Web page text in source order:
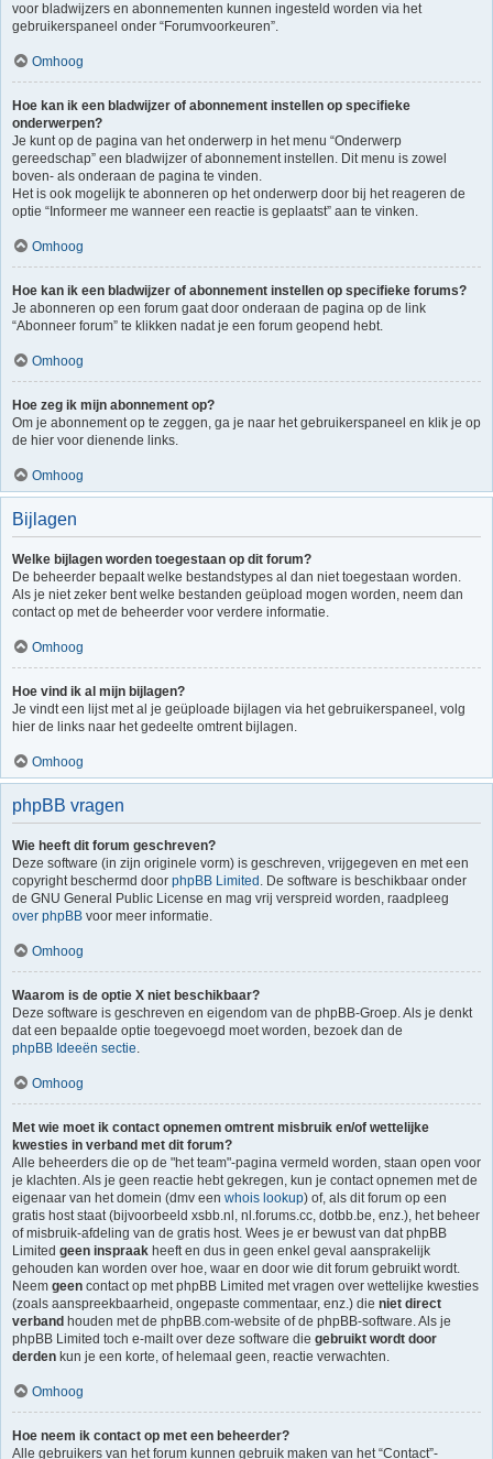
voor bladwijzers en abonnementen kunnen ingesteld worden via het
gebruikerspaneel onder “Forumvoorkeuren”.
Omhoog
Hoe kan ik een bladwijzer of abonnement instellen op specifieke
onderwerpen?
Je kunt op de pagina van het onderwerp in het menu “Onderwerp
gereedschap” een bladwijzer of abonnement instellen. Dit menu is zowel
boven- als onderaan de pagina te vinden.
Het is ook mogelijk te abonneren op het onderwerp door bij het reageren de
optie “Informeer me wanneer een reactie is geplaatst” aan te vinken.
Omhoog
Hoe kan ik een bladwijzer of abonnement instellen op specifieke forums?
Je abonneren op een forum gaat door onderaan de pagina op de link
“Abonneer forum” te klikken nadat je een forum geopend hebt.
Omhoog
Hoe zeg ik mijn abonnement op?
Om je abonnement op te zeggen, ga je naar het gebruikerspaneel en klik je op
de hier voor dienende links.
Omhoog
Bijlagen
Welke bijlagen worden toegestaan op dit forum?
De beheerder bepaalt welke bestandstypes al dan niet toegestaan worden.
Als je niet zeker bent welke bestanden geüpload mogen worden, neem dan
contact op met de beheerder voor verdere informatie.
Omhoog
Hoe vind ik al mijn bijlagen?
Je vindt een lijst met al je geüploade bijlagen via het gebruikerspaneel, volg
hier de links naar het gedeelte omtrent bijlagen.
Omhoog
phpBB vragen
Wie heeft dit forum geschreven?
Deze software (in zijn originele vorm) is geschreven, vrijgegeven en met een
copyright beschermd door phpBB Limited . De software is beschikbaar onder
de GNU General Public License en mag vrij verspreid worden, raadpleeg
over phpBB voor meer informatie.
Omhoog
Waarom is de optie X niet beschikbaar?
Deze software is geschreven en eigendom van de phpBB-Groep. Als je denkt
dat een bepaalde optie toegevoegd moet worden, bezoek dan de
phpBB Ideeën sectie.
Omhoog
Met wie moet ik contact opnemen omtrent misbruik en/of wettelijke
kwesties in verband met dit forum?
Alle beheerders die op de "het team"-pagina vermeld worden, staan open voor
je klachten. Als je geen reactie hebt gekregen, kun je contact opnemen met de
eigenaar van het domein (dmv een whois lookup) of, als dit forum op een
gratis host staat (bijvoorbeeld xsbb.nl, nl.forums.cc, dotbb.be, enz.), het beheer
of misbruik-afdeling van de gratis host. Wees je er bewust van dat phpBB
Limited geen inspraak heeft en dus in geen enkel geval aansprakelijk
gehouden kan worden over hoe, waar en door wie dit forum gebruikt wordt.
Neem geen contact op met phpBB Limited met vragen over wettelijke kwesties
(zoals aanspreekbaarheid, ongepaste commentaar, enz.) die niet direct
verband houden met de phpBB.com-website of de phpBB-software. Als je
phpBB Limited toch e-mailt over deze software die gebruikt wordt door
derden kun je een korte, of helemaal geen, reactie verwachten.
Omhoog
Hoe neem ik contact op met een beheerder?
Alle gebruikers van het forum kunnen gebruik maken van het “Contact”-